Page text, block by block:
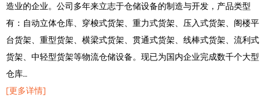
造业的企业。公司多年来立志于仓储设备的制造与开发，产品类型
有：自动立体仓库、穿梭式货架、重力式货架、压入式货架、阁楼平
台货架、重型货架、横梁式货架、贯通式货架、线棒式货架、流利式
货架、中轻型货架等物流仓储设备。现已为国内企业完成数千个大型
仓库…
[更多详情]